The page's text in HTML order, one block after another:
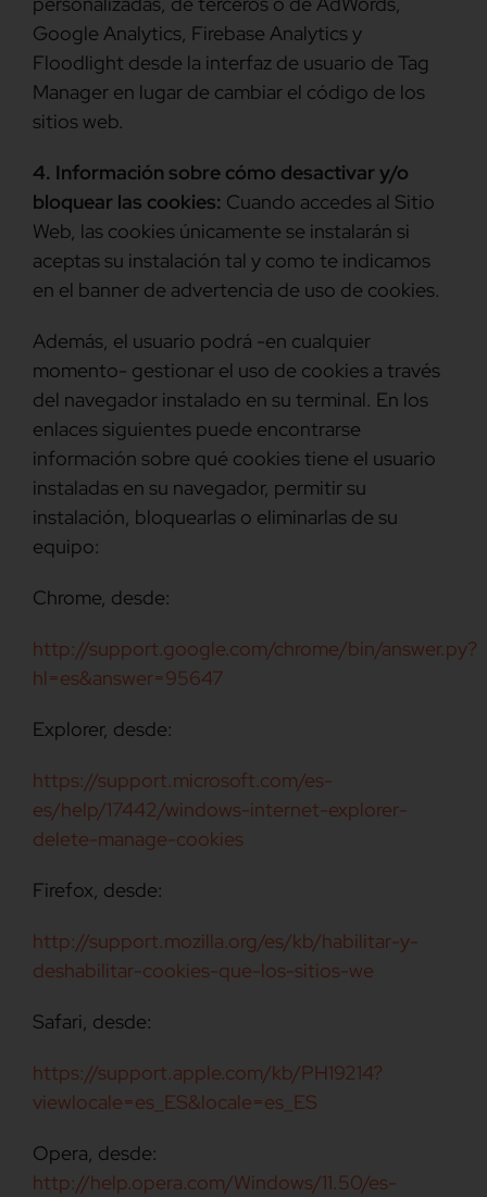
Google Analytics, Firebase Analytics y
Floodlight desde la interfaz de usuario de Tag
Manager en lugar de cambiar el código de los
sitios web.
4. Información sobre cómo desactivar y/o
bloquear las cookies: Cuando accedes al Sitio
Web, las cookies únicamente se instalarán si
aceptas su instalación tal y como te indicamos
en el banner de advertencia de uso de cookies.
Además, el usuario podrá -en cualquier
momento- gestionar el uso de cookies a través
del navegador instalado en su terminal. En los
enlaces siguientes puede encontrarse
información sobre qué cookies tiene el usuario
instaladas en su navegador, permitir su
instalación, bloquearlas o eliminarlas de su
equipo:
Chrome, desde:
http://support.google.com/chrome/bin/answer.py?
hl=es&answer=95647
Explorer, desde:
https://support.microsoft.com/es-
es/help/17442/windows-internet-explorer-
delete-manage-cookies
Firefox, desde:
http://support.mozilla.org/es/kb/habilitar-y-
deshabilitar-cookies-que-los-sitios-we
Safari, desde:
https://support.apple.com/kb/PH19214?
viewlocale=es_ES&locale=es_ES
Opera, desde:
http://help.opera.com/Windows/11.50/es-